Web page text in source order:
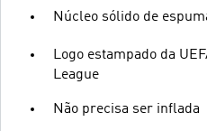
Núcleo sólido de
Logo estampado da
League
Não precisa ser inflada